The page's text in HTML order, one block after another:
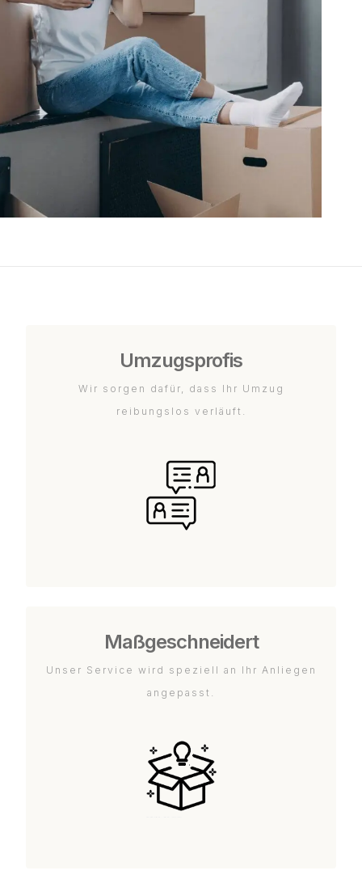
Umzugsprofis
Wir sorgen dafür, dass Ihr Umzug
reibungslos verläuft.
Maßgeschneidert
Unser Service wird speziell an Ihr Anliegen
angepasst.